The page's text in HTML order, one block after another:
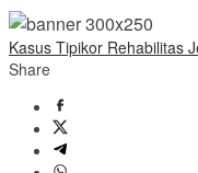
Kasus Tipikor Rehabilitas
Share